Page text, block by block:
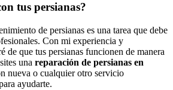
tus persianas?
de persianas es una tarea que debe
Con mi experiencia y
de que tus persianas funcionen de manera
una reparación de persianas en
nueva o cualquier otro servicio
ayudarte.